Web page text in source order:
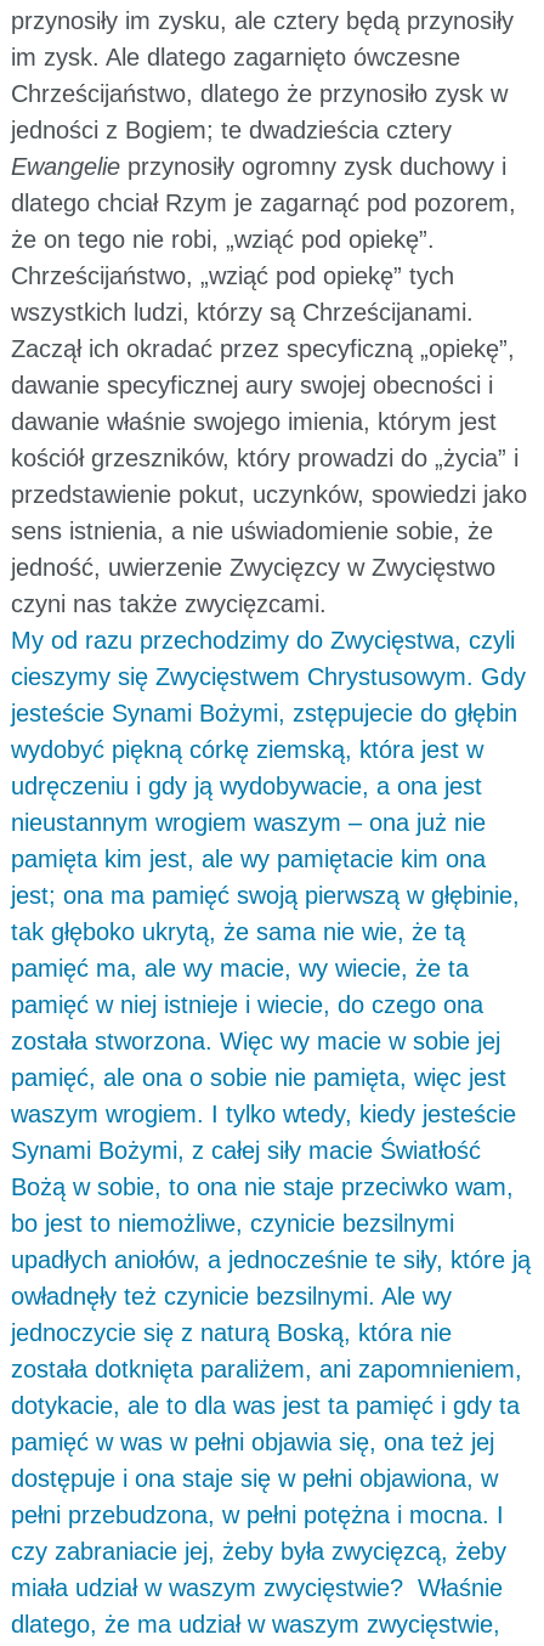
przynosiły im zysku, ale cztery będą przynosiły
im zysk. Ale dlatego zagarnięto ówczesne
Chrześcijaństwo, dlatego że przynosiło zysk w
jedności z Bogiem; te dwadzieścia cztery
Ewangelieprzynosiły ogromny zysk duchowy i
dlatego chciał Rzym je zagarnąć pod pozorem,
że on tego nie robi, „wziąć pod opiekę”.
Chrześcijaństwo, „wziąć pod opiekę” tych
wszystkich ludzi, którzy są Chrześcijanami.
Zaczął ich okradać przez specyficzną „opiekę”,
dawanie specyficznej aury swojej obecności i
dawanie właśnie swojego imienia, którym jest
kościół grzeszników, który prowadzi do „życia” i
przedstawienie pokut, uczynków, spowiedzi jako
sens istnienia, a nie uświadomienie sobie, że
jedność, uwierzenie Zwycięzcy w Zwycięstwo
czyni nas także zwycięzcami.
My od razu przechodzimy do Zwycięstwa, czyli
cieszymy się Zwycięstwem Chrystusowym. Gdy
jesteście Synami Bożymi, zstępujecie do głębin
wydobyć piękną córkę ziemską, która jest w
udręczeniu i gdy ją wydobywacie, a ona jest
nieustannym wrogiem waszym – ona już nie
pamięta kim jest, ale wy pamiętacie kim ona
jest; ona ma pamięć swoją pierwszą w głębinie,
tak głęboko ukrytą, że sama nie wie, że tą
pamięć ma, ale wy macie, wy wiecie, że ta
pamięć w niej istnieje i wiecie, do czego ona
została stworzona. Więc wy macie w sobie jej
pamięć, ale ona o sobie nie pamięta, więc jest
waszym wrogiem. I tylko wtedy, kiedy jesteście
Synami Bożymi, z całej siły macie Światłość
Bożą w sobie, to ona nie staje przeciwko wam,
bo jest to niemożliwe, czynicie bezsilnymi
upadłych aniołów, a jednocześnie te siły, które ją
owładnęły też czynicie bezsilnymi. Ale wy
jednoczycie się z naturą Boską, która nie
została dotknięta paraliżem, ani zapomnieniem,
dotykacie, ale to dla was jest ta pamięć i gdy ta
pamięć w was w pełni objawia się, ona też jej
dostępuje i ona staje się w pełni objawiona, w
pełni przebudzona, w pełni potężna i mocna. I
czy zabraniacie jej, żeby była zwycięzcą, żeby
miała udział w waszym zwycięstwie? Właśnie
dlatego, że ma udział w waszym zwycięstwie,